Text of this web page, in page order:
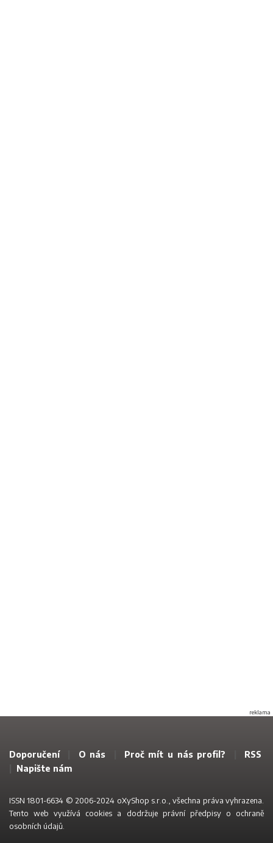
reklama
Doporučení| O nás Proč mít u nás profil?
RSS
Napište nám
ISSN 1801-6634 © 2006-2024 oXyShop s.r.o., všechna práva vyhrazena.
Tento web využívá cookies a dodržuje právní předpisy o ochraně
osobních údajů